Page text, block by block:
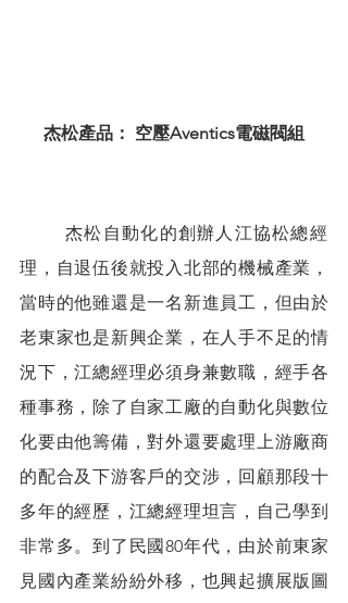
杰松產品： 空壓Aventics電磁閥組
        杰松自動化的創辦人江協松總經
理，自退伍後就投入北部的機械產業，
當時的他雖還是一名新進員工，但由於
老東家也是新興企業，在人手不足的情
況下，江總經理必須身兼數職，經手各
種事務，除了自家工廠的自動化與數位
化要由他籌備，對外還要處理上游廠商
的配合及下游客戶的交涉，回顧那段十
多年的經歷，江總經理坦言，自己學到
非常多。到了民國80年代，由於前東家
見國內產業紛紛外移，也興起擴展版圖